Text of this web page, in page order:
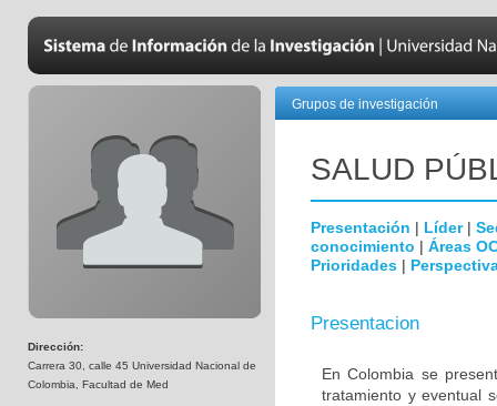
Dirección:
Carrera 30, calle 45 Universidad Nacional de
Colombia, Facultad de Med
Grupos de investigación
SALUD
Presentación | Líder|
conocimiento | Áreas
Prioridades |
Presentacion
En Colombia se
tratamiento y eventual